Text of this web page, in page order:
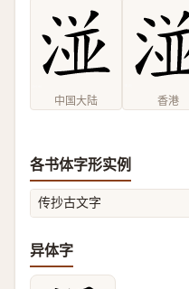
中国大陆 香港
各书体字形实例
传抄古文字
异体字